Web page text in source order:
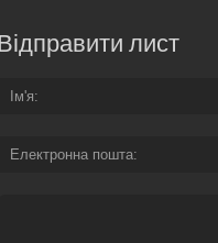
Відправити лист
Ім'я
Електронна пошта